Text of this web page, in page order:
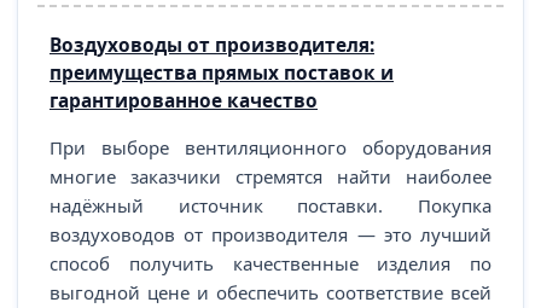
Воздуховоды от производителя:
преимущества прямых поставок и
гарантированное качество
При выборе вентиляционного оборудования
многие заказчики стремятся найти наиболее
надёжный источник поставки. Покупка
воздуховодов от производителя — это лучший
способ получить качественные изделия по
выгодной цене и обеспечить соответствие всей